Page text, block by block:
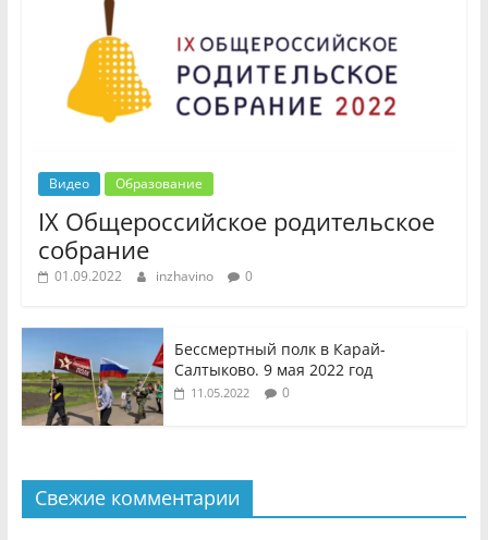
Видео Образование
IX Общероссийское родительское
собрание
01.09.2022 inzhavino 0
Бессмертный полк в Карай-
Салтыково. 9 мая 2022 год
11.05.2022 0
Свежие комментарии